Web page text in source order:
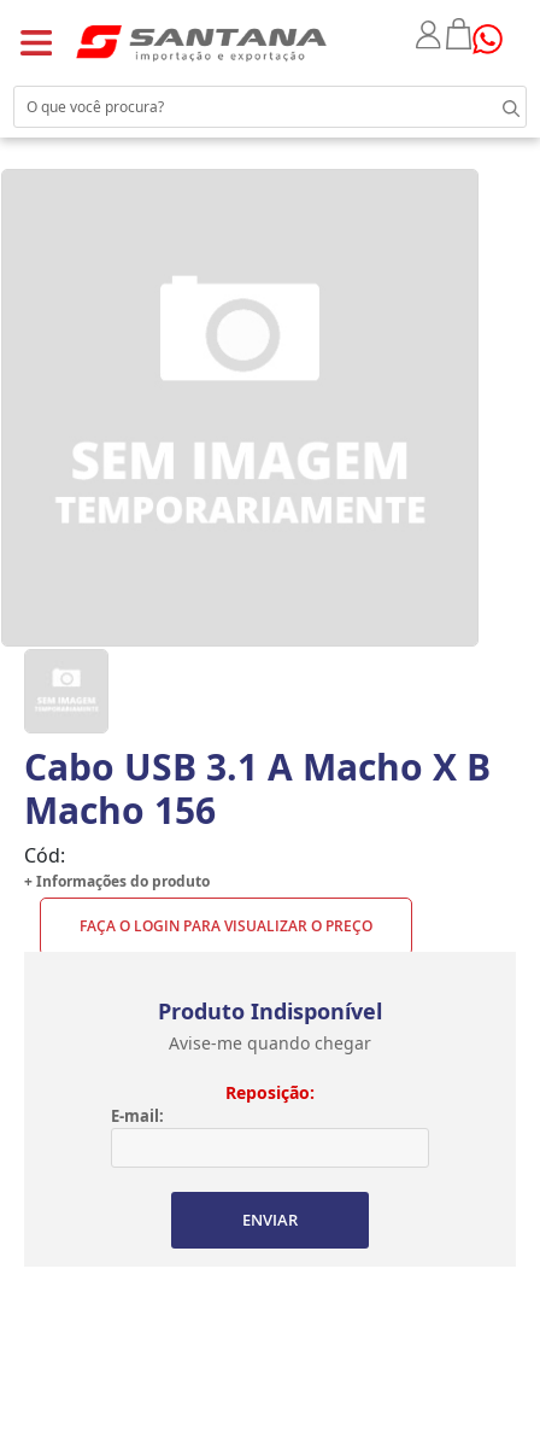
Cabo USB 3.1 A Macho X B
Macho 156
Cód:
+ Informações do produto
FAÇA O LOGIN PARA VISUALIZAR O PREÇO
Produto Indisponível
Avise-me quando chegar
Reposição:
E-mail:
ENVIAR